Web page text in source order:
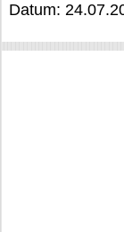
Datum: